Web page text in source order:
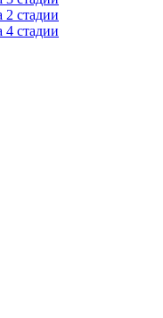
2 стадии
4 стадии